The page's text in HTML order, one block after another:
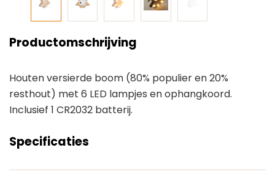
Productomschrijving
Houten versierde boom (80% populier en 20%
resthout) met 6 LED lampjes en ophangkoord.
Inclusief 1 CR2032 batterij.
Specificaties